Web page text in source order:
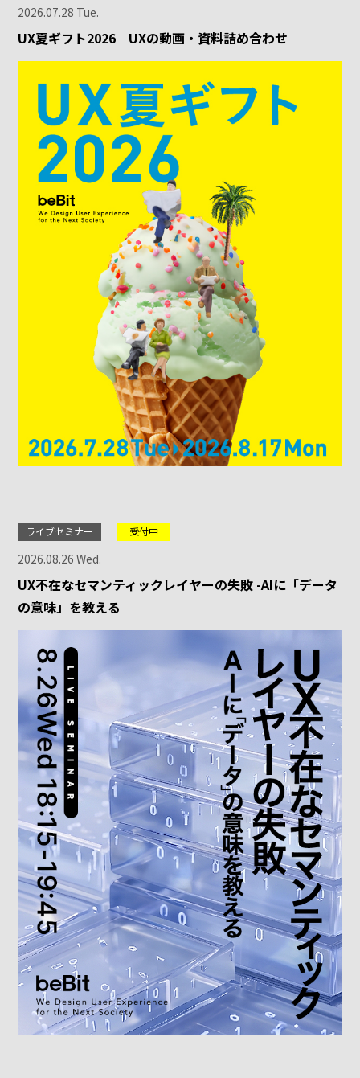
2026.07.28 Tue.
UX夏ギフト2026 UXの動画・資料詰め合わせ
ライブセミナー 受付中
2026.08.26 Wed.
UX不在なセマンティックレイヤーの失敗 -AIに「データ
の意味」を教える